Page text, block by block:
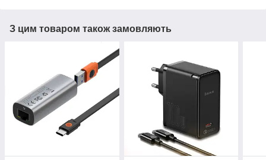
З цим товаром також замовляють